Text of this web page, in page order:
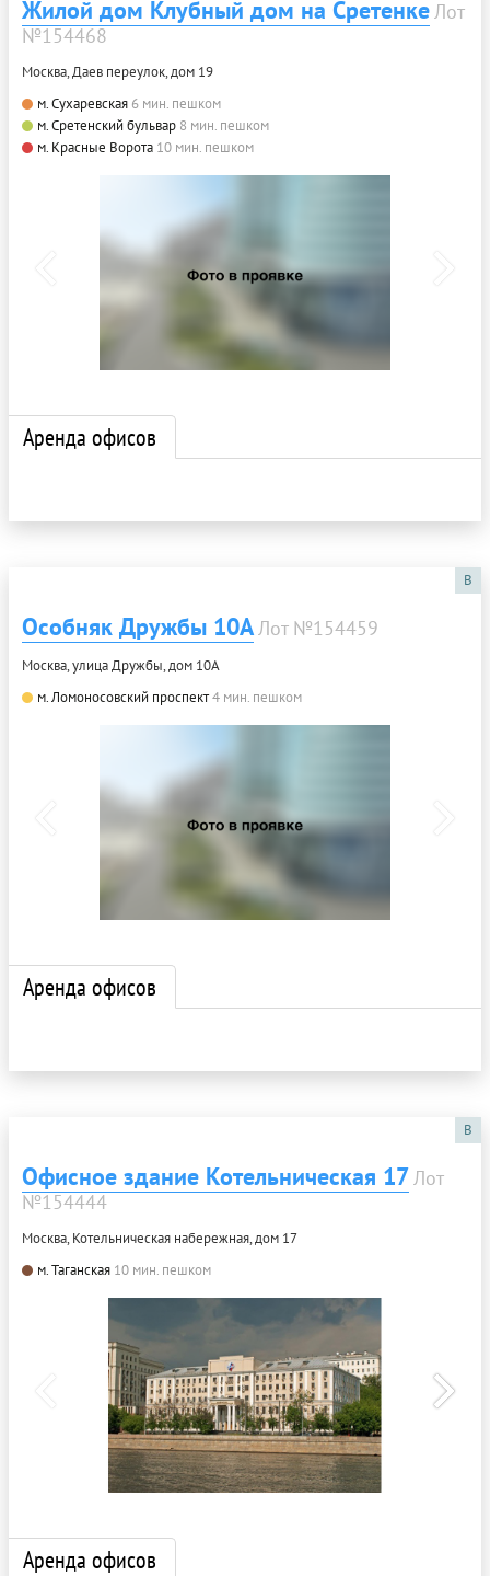
Жилой дом Клубный дом на СретенкеЛот
№154468
Москва, Даев переулок, дом 19
м. Сухаревская 6 мин. пешком
м. Сретенский бульвар 8 мин. пешком
м. Красные Ворота 10 мин. пешком
Аренда офисов
B
Особняк Дружбы 10АЛот №154459
Москва, улица Дружбы, дом 10А
м. Ломоносовский проспект4 мин. пешком
Аренда офисов
B
Офисное здание Котельническая 17Лот
№154444
Москва, Котельническая набережная, дом 17
м. Таганская 10 мин. пешком
Аренда офисов